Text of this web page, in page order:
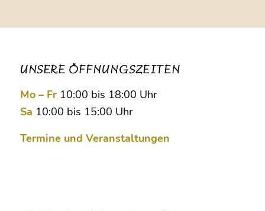
UNSERE ÖFFNUNGSZEITEN
Mo – Fr10:00 bis 18:00 Uhr
Sa 10:00 bis 15:00 Uhr
Termine und Veranstaltungen